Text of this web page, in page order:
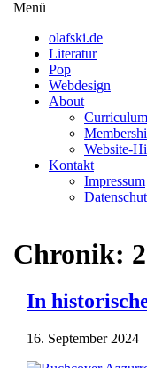
Direkt
Menü
olafski.de
Literatur
Pop
Webdesign
About
Curriculum
Website-
Kontakt
Impressum
Chronik:
In
16. September 2024